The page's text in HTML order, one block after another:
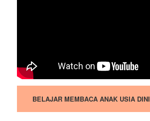
BELAJAR MEMBACA ANAK USIA DINI